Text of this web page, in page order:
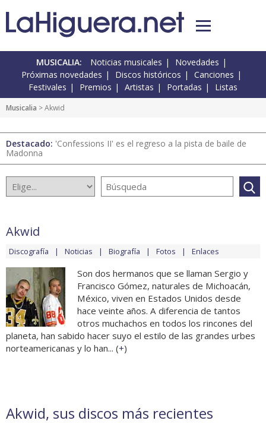
MUSICALIA: Noticias musicales
Novedades
Próximas novedades
Discos históricos
Canciones
Festivales
Premios Artistas Portadas Listas
Musicalia > Akwid
Destacado: 'Confessions II' es el regreso a la pista de baile de
Madonna
Akwid
Discografía Noticias Biografía Fotos Enlaces
Son dos hermanos que se llaman Sergio y
Francisco Gómez, naturales de Michoacán,
México, viven en Estados Unidos desde
hace veinte años. A diferencia de tantos
otros muchachos en todos los rincones del
planeta, han sabido hacer suyo el estilo de las grandes urbes
norteamericanas y lo han... (+)
Akwid, sus discos más recientes